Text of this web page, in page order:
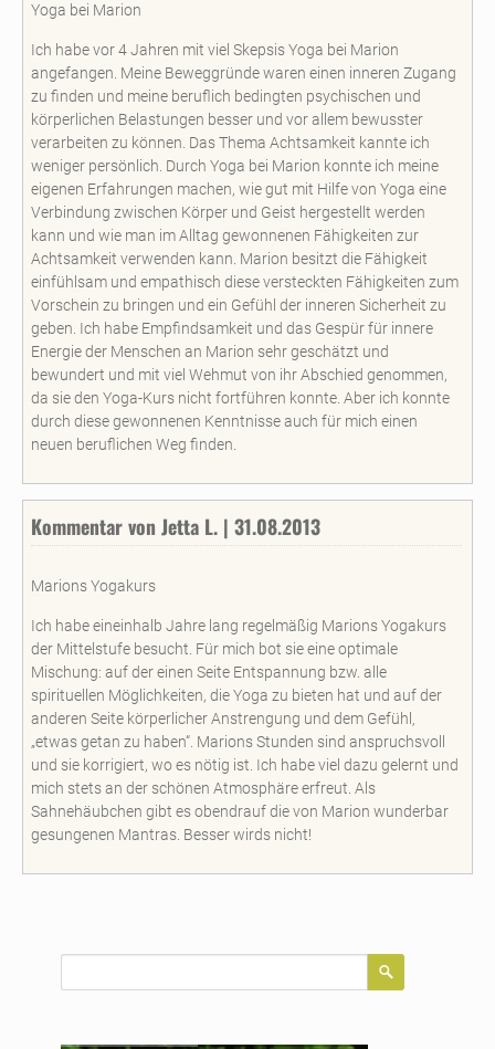
Yoga bei Marion
Ich habe vor 4 Jahren mit viel Skepsis Yoga bei Marion
angefangen. Meine Beweggründe waren einen inneren Zugang
zu finden und meine beruflich bedingten psychischen und
körperlichen Belastungen besser und vor allem bewusster
verarbeiten zu können. Das Thema Achtsamkeit kannte ich
weniger persönlich. Durch Yoga bei Marion konnte ich meine
eigenen Erfahrungen machen, wie gut mit Hilfe von Yoga eine
Verbindung zwischen Körper und Geist hergestellt werden
kann und wie man im Alltag gewonnenen Fähigkeiten zur
Achtsamkeit verwenden kann. Marion besitzt die Fähigkeit
einfühlsam und empathisch diese versteckten Fähigkeiten zum
Vorschein zu bringen und ein Gefühl der inneren Sicherheit zu
geben. Ich habe Empfindsamkeit und das Gespür für innere
Energie der Menschen an Marion sehr geschätzt und
bewundert und mit viel Wehmut von ihr Abschied genommen,
da sie den Yoga-Kurs nicht fortführen konnte. Aber ich konnte
durch diese gewonnenen Kenntnisse auch für mich einen
neuen beruflichen Weg finden.
Kommentar von Jetta L. | 31.08.2013
Marions Yogakurs
Ich habe eineinhalb Jahre lang regelmäßig Marions Yogakurs
der Mittelstufe besucht. Für mich bot sie eine optimale
Mischung: auf der einen Seite Entspannung bzw. alle
spirituellen Möglichkeiten, die Yoga zu bieten hat und auf der
anderen Seite körperlicher Anstrengung und dem Gefühl‚
„etwas getan zu haben“. Marions Stunden sind anspruchsvoll
und sie korrigiert, wo es nötig ist. Ich habe viel dazu gelernt und
mich stets an der schönen Atmosphäre erfreut. Als
Sahnehäubchen gibt es obendrauf die von Marion wunderbar
gesungenen Mantras. Besser wirds nicht!